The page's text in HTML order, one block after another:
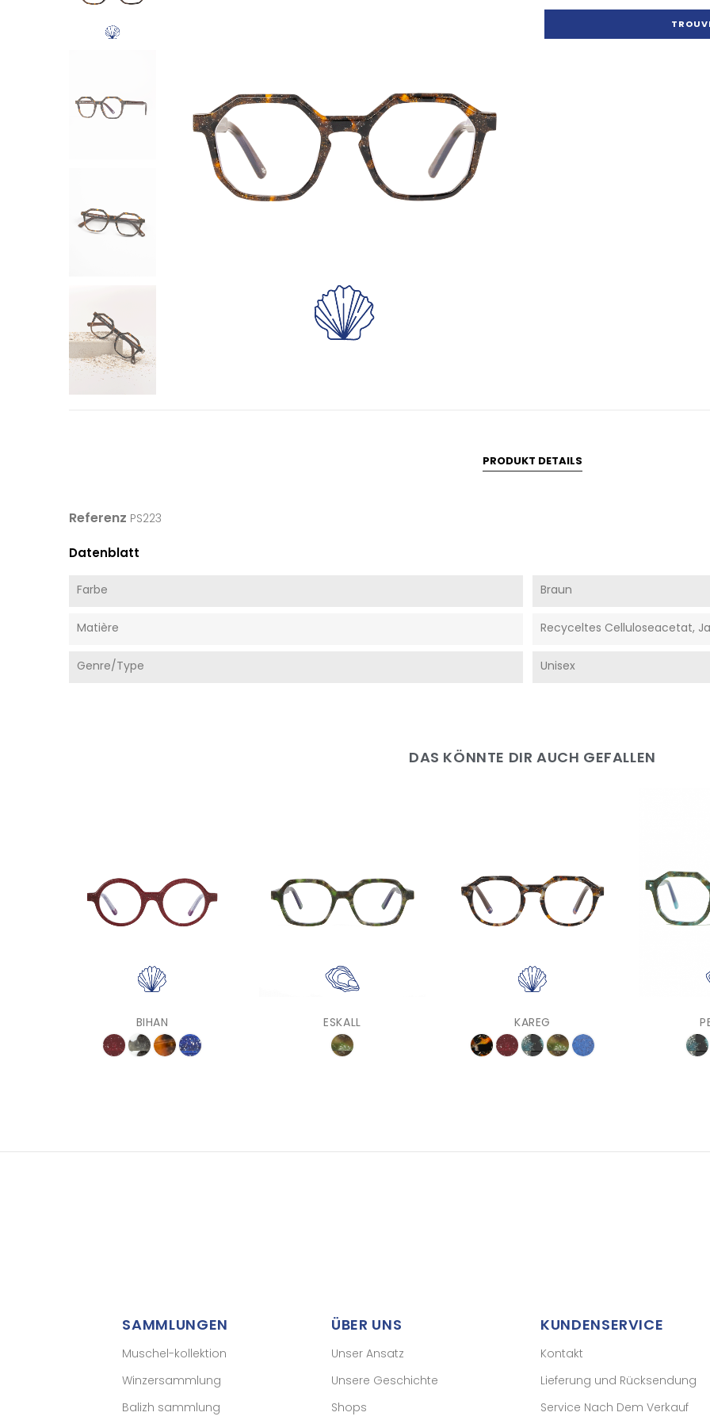
PRODUKT DETAILS
Referenz PS223
Datenblatt
Farbe Braun
Matière Recyceltes Celluloseacetat,
Genre/Type Unisex
DAS KÖNNTE DIR AUCH GEFALLEN
BIHAN ESKALL KAREG
SAMMLUNGEN
Muschel-kollektion
Winzersammlung
Balizh sammlung
ÜBER UNS
Unser Ansatz
Unsere Geschichte
Shops
KUNDENSERVICE
Kontakt
Lieferung und Rücksendung
Service Nach Dem Verkauf